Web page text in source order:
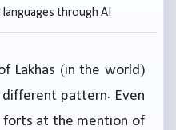
through AI
Lakhas (in the world)
different pattern. Even
forts at the mention of